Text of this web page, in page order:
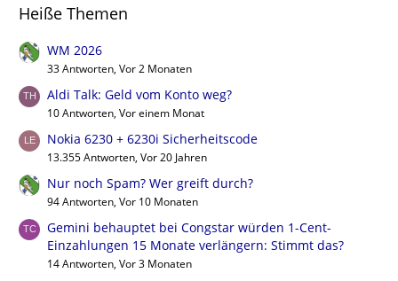
Heiße Themen
WM 2026
33 Antworten, Vor 2 Monaten
Aldi Talk: Geld vom Konto weg?
10 Antworten, Vor einem Monat
Nokia 6230 + 6230i Sicherheitscode
13.355 Antworten, Vor 20 Jahren
Nur noch Spam? Wer greift durch?
94 Antworten, Vor 10 Monaten
Gemini behauptet bei Congstar würden 1-Cent-
Einzahlungen 15 Monate verlängern: Stimmt das?
14 Antworten, Vor 3 Monaten